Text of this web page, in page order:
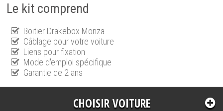
Le kit comprend
Boitier Drakebox Monza
Câblage pour votre voiture
Liens pour fixation
Mode d'emploi spécifique
Garantie de 2 ans
CHOISIR VOITURE